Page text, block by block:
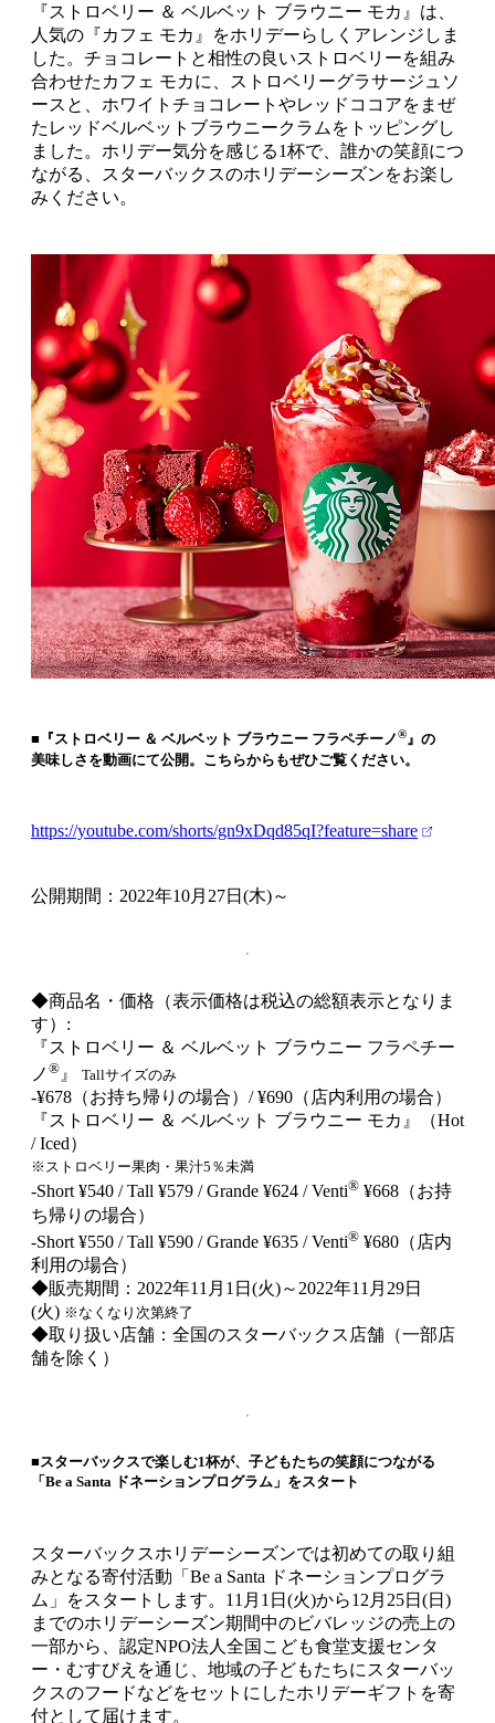
『ストロベリー ＆ ベルベット ブラウニー モカ』は、
人気の『カフェ モカ』をホリデーらしくアレンジしま
した。チョコレートと相性の良いストロベリーを組み
合わせたカフェ モカに、ストロベリーグラサージュソ
ースと、ホワイトチョコレートやレッドココアをまぜ
たレッドベルベットブラウニークラムをトッピングし
ました。ホリデー気分を感じる1杯で、誰かの笑顔につ
ながる、スターバックスのホリデーシーズンをお楽し
みください。
■『ストロベリー ＆ ベルベット ブラウニー フラペチーノ®』の
美味しさを動画にて公開。こちらからもぜひご覧ください。
https://youtube.com/shorts/gn9xDqd85qI?feature=share
公開期間：2022年10月27日(木)～
◆商品名・価格（表示価格は税込の総額表示となりま
す）:
『ストロベリー ＆ ベルベット ブラウニー フラペチー
ノ ® 』 Tallサイズのみ
‐¥678（お持ち帰りの場合）/ ¥690（店内利用の場合）
『ストロベリー ＆ ベルベット ブラウニー モカ』（Hot
/ Iced）
※ストロベリー果肉・果汁5％未満
‐Short ¥540 / Tall ¥579 / Grande ¥624 / Venti® ¥668（お持
ち帰りの場合）
‐Short ¥550 / Tall ¥590 / Grande ¥635 / Venti® ¥680（店内
利用の場合）
◆販売期間：2022年11月1日(火)～2022年11月29日
(火) ※なくなり次第終了
◆取り扱い店舗：全国のスターバックス店舗（一部店
舗を除く）
■スターバックスで楽しむ1杯が、子どもたちの笑顔につながる
「Be a Santa ドネーションプログラム」をスタート
スターバックスホリデーシーズンでは初めての取り組
みとなる寄付活動「Be a Santa ドネーションプログラ
ム」をスタートします。11月1日(火)から12月25日(日)
までのホリデーシーズン期間中のビバレッジの売上の
一部から、認定NPO法人全国こども食堂支援センタ
ー・むすびえを通じ、地域の子どもたちにスターバッ
クスのフードなどをセットにしたホリデーギフトを寄
付として届けます。